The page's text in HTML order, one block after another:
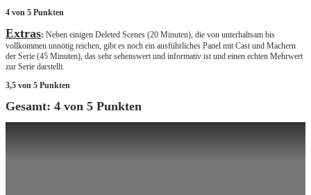
4 von 5 Punkten
Extras: Neben einigen Deleted Scenes (20 Minuten), die von unterhaltsam bis
vollkommen unnötig reichen, gibt es noch ein ausführliches Panel mit Cast und Machern
der Serie (45 Minuten), das sehr sehenswert und informativ ist und einen echten Mehrwert
zur Serie darstellt.
3,5 von 5 Punkten
Gesamt: 4 von 5 Punkten